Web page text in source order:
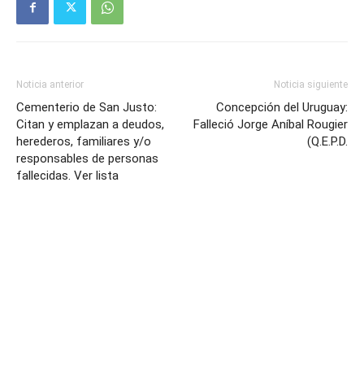
Noticia anterior
Cementerio de San Justo:
Citan y emplazan a deudos,
herederos, familiares y/o
responsables de personas
fallecidas. Ver lista
Noticia siguiente
Concepción del Uruguay:
Falleció Jorge Aníbal Rougier
(Q.E.P.D.